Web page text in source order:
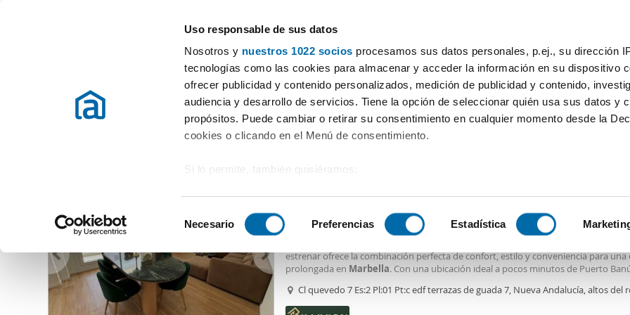
Uso responsable de sus datos
Nosotros y nuestros 1022 socios procesamos sus datos personales, p.ej., su dirección
tecnologías como las cookies para almacenar y acceder la información en su dispositivo
ofrecer publicidad y contenido personalizados, medición de publicidad y contenido,
audiencia y desarrollo de servicios. Tiene la opción de seleccionar quién usa sus datos y
propósitos. Puede cambiar o retirar su consentimiento en cualquier momento desde la
cookies o clicando en el Menú de consentimiento.
Si lo permite, también quisiéramos:
Identificar su dispositivo analizándolo activamente para buscar características
Obtenga más información sobre cómo se procesan sus datos personales y establezca
preferencias en la
sección de datos. Puede cambiar o retirar su consentimiento en
en la Declaración de cookies.
e
e
c
c
Necesario Preferencias Estadística
Elegir distrito Habitaciones Más filtros - 1
Alquiler pisos Málaga Alquiler pisos Marbella Alquiler apartamentos Marbella
Alquiler apartamentos Marbella (318 viviendas)
Alquiler piso terraza Nueva andalucía
estrenar ofrece la combinación perfecta de confort, estilo y conveniencia para una
prolongada en Marbella. Con una ubicación ideal a pocos minutos de Puerto
servicios esenciales, la propiedad goza
Cl quevedo 7 Es:2 Pl:01 Pt:c edf terrazas de guada 7, Nueva Andalucía, altos del